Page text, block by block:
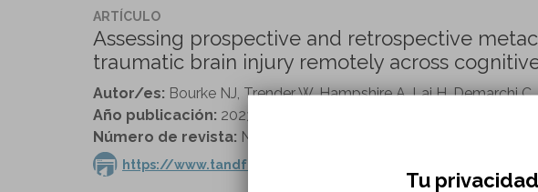
ARTÍCULO
Assessing prospective and retrospective
traumatic brain injury remotely across
Autor/es: Bourke NJ, Trender W, Hampshire A, Lai H, Demarchi
Año publicación: 2023
Número de revista: Neuropsychological Rehabilitation vol. 33 n. 4
https://www.tandfonline.com/doi/full/10.1080/
Tu